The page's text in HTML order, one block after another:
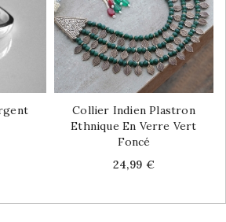
Collier Indien Plastron
Ethnique En Verre Vert
Foncé
Price
24,99 €